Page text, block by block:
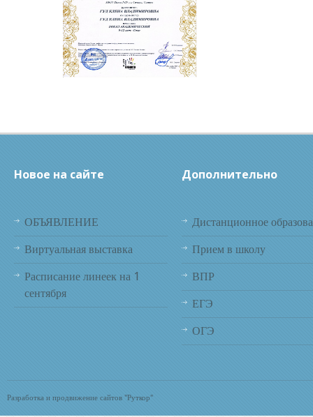
Новое на сайте
ОБЪЯВЛЕНИЕ
Виртуальная выставка
Расписание линеек на 1
сентября
Дополнительно
Дистанционное
Прием в школу
ВПР
ЕГЭ
ОГЭ
Разработка и продвижение сайтов "Руткор"